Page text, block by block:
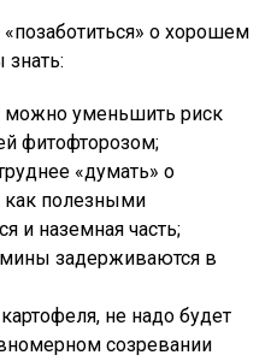
о хорошем
можно уменьшить риск
фитофторозом;
«думать» о
как полезными
и наземная часть;
задерживаются в
не надо будет
созревании